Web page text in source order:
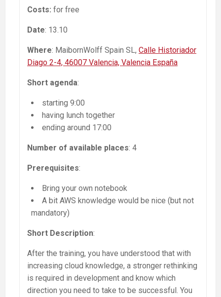
Costs: for free
Date: 13.10
Where: MaibornWolff Spain SL, Calle Historiador
Diago 2-4, 46007 Valencia, Valencia España
Short agenda:
starting 9:00
having lunch together
ending around 17:00
Number of available places: 4
Prerequisites:
Bring your own notebook
A bit AWS knowledge would be nice (but not
mandatory)
Short Description:
After the training, you have understood that with
increasing cloud knowledge, a stronger rethinking
is required in development and know which
direction you need to take to be successful. You